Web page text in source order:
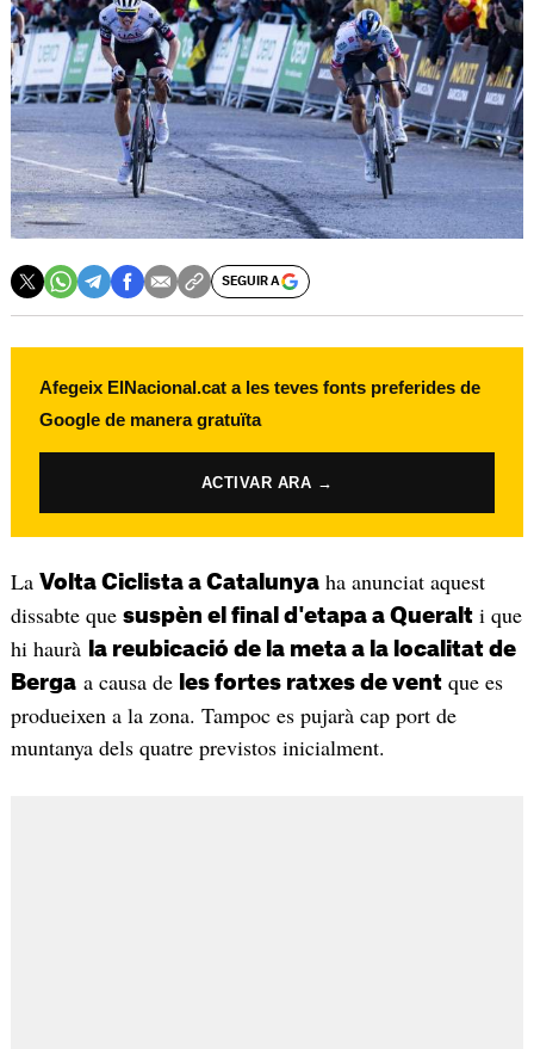
SEGUIR A
Afegeix ElNacional.cat a les teves fonts preferides de
Google de manera gratuïta
ACTIVAR ARA →
La Volta Ciclista a Catalunyaha anunciat aquest
dissabte que suspèn el final d'etapa a Queralti que
hi haurà
la reubicació de la meta a la localitat de
Bergaa causa de les fortes ratxes de ventque es
produeixen a la zona. Tampoc es pujarà cap port de
muntanya dels quatre previstos inicialment.